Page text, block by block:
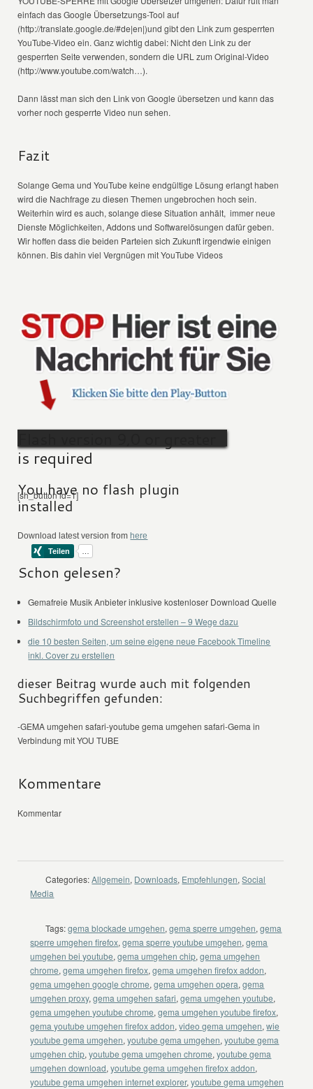
einfach das Google Übersetzungs-Tool auf
(http://translate.google.de/#de|en|)und gibt den Link zum gesperrten
YouTube-Video ein. Ganz wichtig dabei: Nicht den Link zu der
gesperrten Seite verwenden, sondern die URL zum Original-Video
(http://www.youtube.com/watch…).
Dann lässt man sich den Link von Google übersetzen und kann das
vorher noch gesperrte Video nun sehen.
Fazit
Solange Gema und YouTube keine endgültige Lösung erlangt haben
wird die Nachfrage zu diesen Themen ungebrochen hoch sein.
Weiterhin wird es auch, solange diese Situation anhält, immer neue
Dienste Möglichkeiten, Addons und Softwarelösungen dafür geben.
Wir hoffen dass die beiden Parteien sich Zukunft irgendwie einigen
können. Bis dahin viel Vergnügen mit YouTube Videos
is required
You have no flash plugin
installed
Download latest version from here
[sh_button id=1]
Schon gelesen?
Gemafreie Musik Anbieter inklusive kostenloser Download Quelle
Bildschirmfoto und Screenshot erstellen – 9 Wege dazu
die 10 besten Seiten, um seine eigene neue Facebook Timeline
inkl. Cover zu erstellen
dieser Beitrag wurde auch mit folgenden
Suchbegriffen gefunden:
-GEMA umgehen safari-youtube gema umgehen safari-Gema in
Verbindung mit YOU TUBE
Kommentare
Kommentar
Categories: Allgemein, Downloads, Empfehlungen,Social
Media
Tags: gema blockade umgehen,gema sperre umgehen,gema
sperre umgehen firefox,gema sperre youtube umgehen,gema
umgehen bei youtube,gema umgehen chip,gema umgehen
chrome,gema umgehen firefox,gema umgehen firefox addon,
gema umgehen google chrome,gema umgehen opera,gema
umgehen proxy,gema umgehen safari,gema umgehen youtube,
gema umgehen youtube chrome,gema umgehen youtube firefox,
gema youtube umgehen firefox addon,video gema umgehen,wie
youtube gema umgehen,youtube gema umgehen,youtube gema
umgehen chip,youtube gema umgehen chrome,youtube gema
umgehen download,youtube gema umgehen firefox addon,
youtube gema umgehen internet explorer,youtube gema umgehen